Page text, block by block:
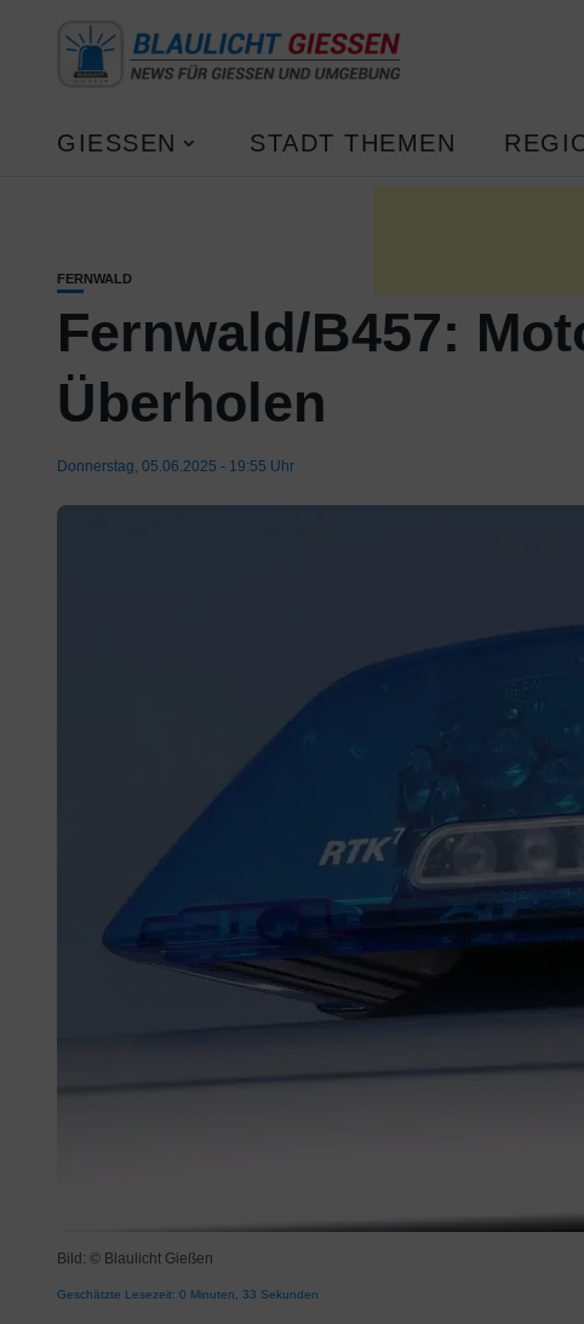
GIESSEN STADT THEMEN
FERNWALD
Fernwald/B457:
Überholen
Donnerstag, 05.06.2025 - 19:55 Uhr
Bild: © Blaulicht Gießen
Geschätzte Lesezeit: 0 Minuten, 33 Sekunden